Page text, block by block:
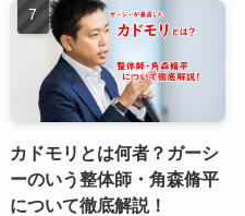
カドモリとは何者？ガーシ
ーのいう整体師・角森脩平
について徹底解説！